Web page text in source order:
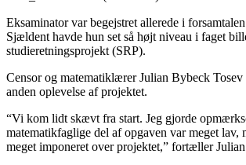
Eksaminator var begejstret allerede i
Sjældent havde hun set så højt niveau i faget
studieretningsprojekt (SRP).
Censor og matematiklærer Julian Bybeck Tosev
anden oplevelse af projektet.
“Vi kom lidt skævt fra start. Jeg gjorde
matematikfaglige del af opgaven var meget lav,
meget imponeret over projektet,” fortæller